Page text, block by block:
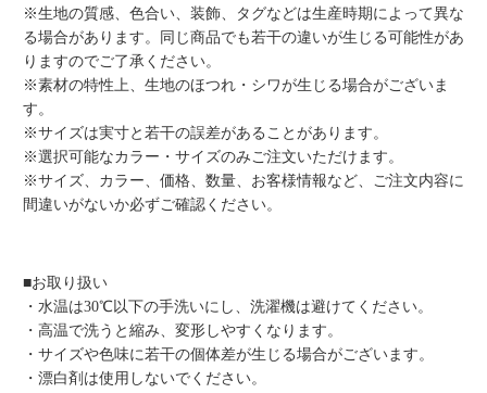
※生地の質感、色合い、装飾、タグなどは生産時期によって異な
る場合があります。同じ商品でも若干の違いが生じる可能性があ
りますのでご了承ください。
※素材の特性上、生地のほつれ・シワが生じる場合がございま
す。
※サイズは実寸と若干の誤差があることがあります。
※選択可能なカラー・サイズのみご注文いただけます。
※サイズ、カラー、価格、数量、お客様情報など、ご注文内容に
間違いがないか必ずご確認ください。
■お取り扱い
・水温は30℃以下の手洗いにし、洗濯機は避けてください。
・高温で洗うと縮み、変形しやすくなります。
・サイズや色味に若干の個体差が生じる場合がございます。
・漂白剤は使用しないでください。